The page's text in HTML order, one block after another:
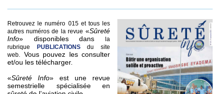
Retrouvez le numéro 015 et tous les
autres numéros de la revue «Sûreté
Info» disponibles dans
la
rubrique
PUBLICATIONS
du site
web. Vous pouvez les consulter
et/ou les télécharger.
«Sûreté Info» est une revue
semestrielle spécialisée en